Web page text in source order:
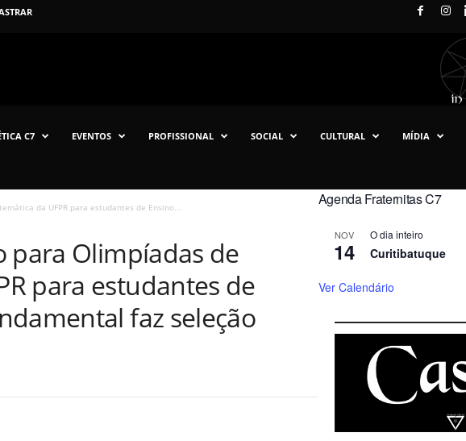
C7 EVENTOS PROFISSIONAL SOCIAL CULTURAL MÍDIA
da UFPR para estudantes de Ensino...
Olimpíadas de
para estudantes de
faz seleção
Agenda Fraternitas C7
NOV
14
O dia inteiro
Curitibatuque
Ver Calendário